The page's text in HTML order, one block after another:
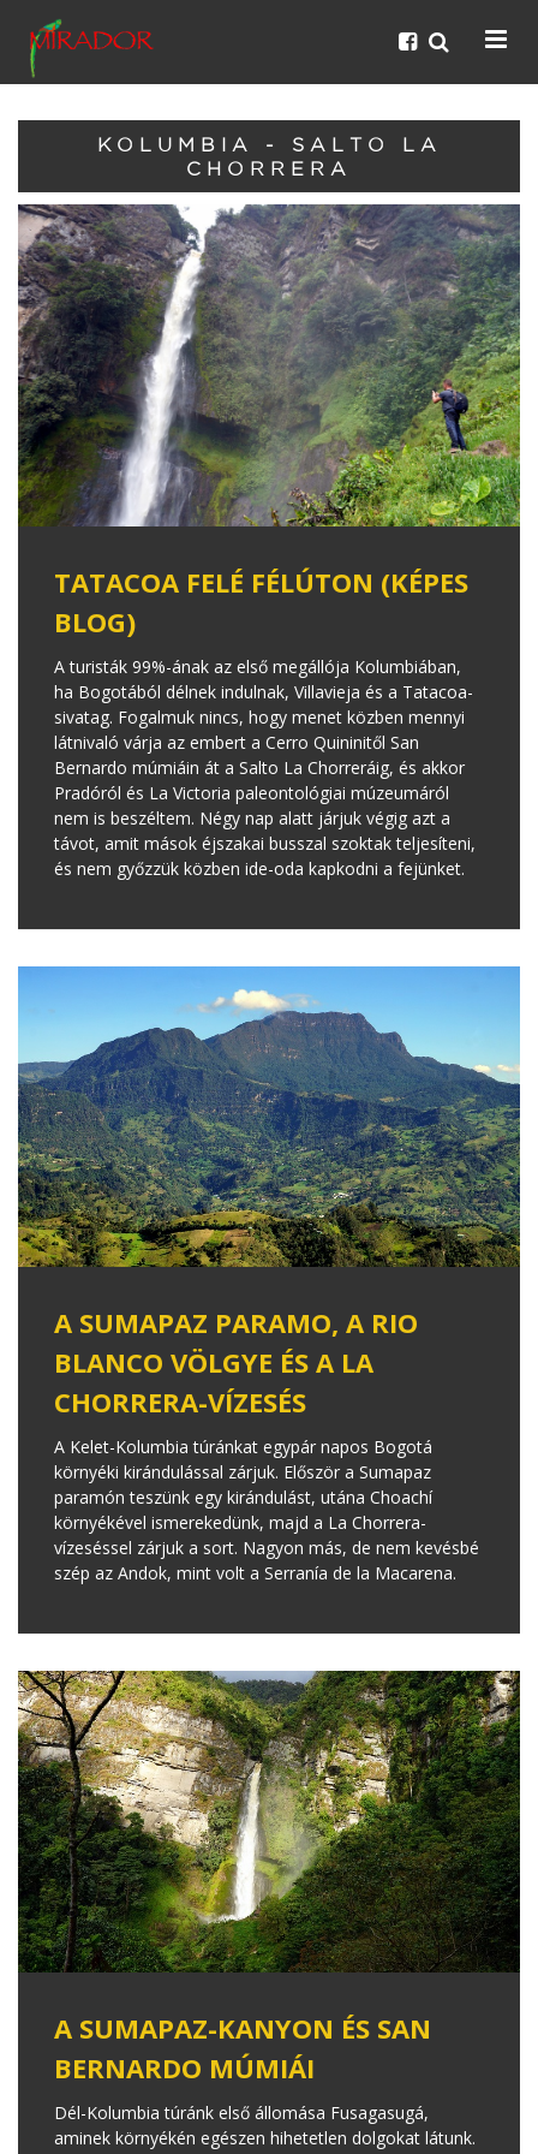
KOLUMBIA - SALTO LA
CHORRERA
TATACOA FELÉ FÉLÚTON (KÉPES
BLOG)
A turisták 99%-ának az első megállója Kolumbiában,
ha Bogotából délnek indulnak, Villavieja és a Tatacoa-
sivatag. Fogalmuk nincs, hogy menet közben mennyi
látnivaló várja az embert a Cerro Quininitől San
Bernardo múmiáin át a Salto La Chorreráig, és akkor
Pradóról és La Victoria paleontológiai múzeumáról
nem is beszéltem. Négy nap alatt járjuk végig azt a
távot, amit mások éjszakai busszal szoktak teljesíteni,
és nem győzzük közben ide-oda kapkodni a fejünket.
A SUMAPAZ PARAMO, A RIO
BLANCO VÖLGYE ÉS A LA
CHORRERA-VÍZESÉS
A Kelet-Kolumbia túránkat egypár napos Bogotá
környéki kirándulással zárjuk. Először a Sumapaz
paramón teszünk egy kirándulást, utána Choachí
környékével ismerekedünk, majd a La Chorrera-
vízeséssel zárjuk a sort. Nagyon más, de nem kevésbé
szép az Andok, mint volt a Serranía de la Macarena.
A SUMAPAZ-KANYON ÉS SAN
BERNARDO MÚMIÁI
Dél-Kolumbia túránk első állomása Fusagasugá,
aminek környékén egészen hihetetlen dolgokat látunk.